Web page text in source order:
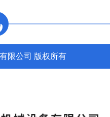
限公司 版权所有